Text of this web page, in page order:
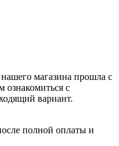
магазина прошла с
ознакомиться с
вариант.
полной оплаты и